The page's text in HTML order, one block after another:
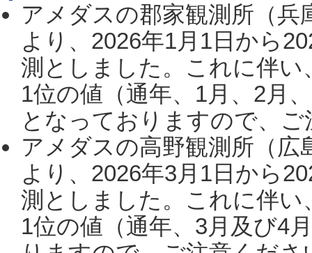
アメダスの郡家観測所（
より、2026年1月1日から
測としました。これに伴い
1位の値（通年、1月、2月
となっておりますので、
アメダスの高野観測所（
より、2026年3月1日から
測としました。これに伴い
1位の値（通年、3月及び4